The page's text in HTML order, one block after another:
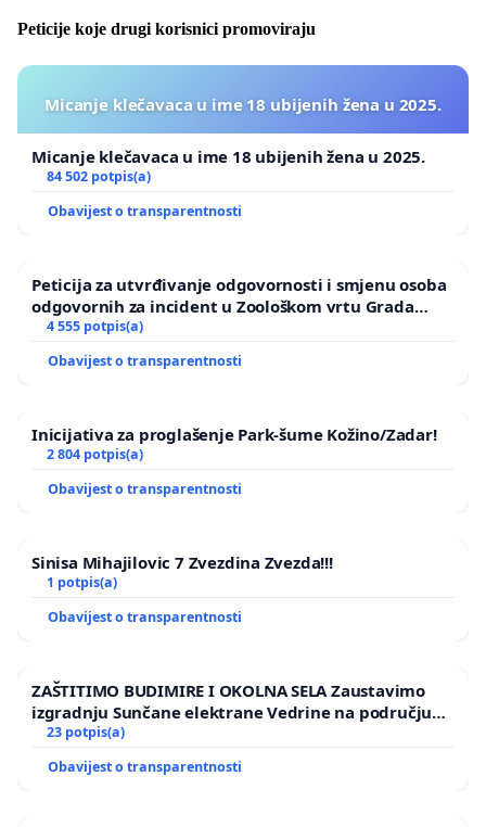
Peticije koje drugi korisnici promoviraju
Micanje klečavaca u ime 18 ubijenih žena u 2025.
Micanje klečavaca u ime 18 ubijenih žena u 2025.
84 502 potpis(a)
Obavijest o transparentnosti
Peticija za utvrđivanje odgovornosti i smjenu osoba
odgovornih za incident u Zoološkom vrtu Grada
Zagreba
4 555 potpis(a)
Obavijest o transparentnosti
Inicijativa za proglašenje Park-šume Kožino/Zadar!
2 804 potpis(a)
Obavijest o transparentnosti
Sinisa Mihajilovic 7 Zvezdina Zvezda!!!
1 potpis(a)
Obavijest o transparentnosti
ZAŠTITIMO BUDIMIRE I OKOLNA SELA Zaustavimo
izgradnju Sunčane elektrane Vedrine na području
Ugljana
23 potpis(a)
Obavijest o transparentnosti